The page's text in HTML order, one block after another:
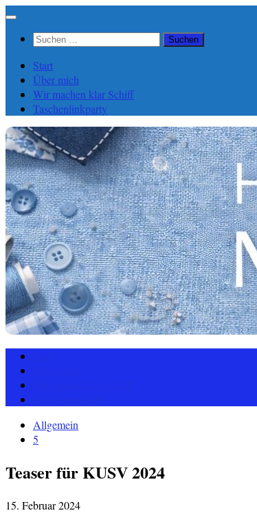
Zum
springenSuchen
Start
Über mich
Wir machen klar Schiff
Taschenlinkparty
Allgemein
5
Teaser für KUSV 2024
15. Februar 2024